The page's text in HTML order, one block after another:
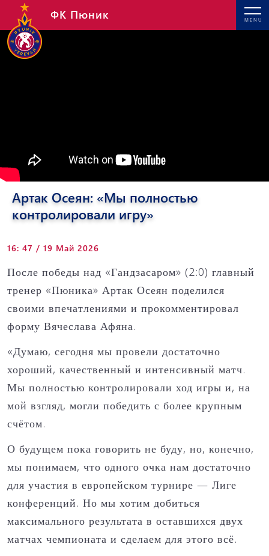
MENU
ФК Пюник
Артак Осеян: «Мы полностью
контролировали игру»
16: 47 / 19 Май 2026
После победы над «Гандзасаром» (2:0) главный
тренер «Пюника» Артак Осеян поделился
своими впечатлениями и прокомментировал
форму Вячеслава Афяна.
«Думаю, сегодня мы провели достаточно
хороший, качественный и интенсивный матч.
Мы полностью контролировали ход игры и, на
мой взгляд, могли победить с более крупным
счётом.
О будущем пока говорить не буду, но, конечно,
мы понимаем, что одного очка нам достаточно
для участия в европейском турнире — Лиге
конференций. Но мы хотим добиться
максимального результата в оставшихся двух
матчах чемпионата и сделаем для этого всё.